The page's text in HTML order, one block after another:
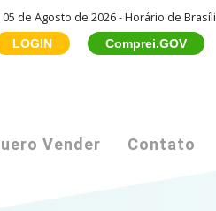
de Agosto de 2026 - Horário de
LOGIN Comprei.GOV
Vender Contato